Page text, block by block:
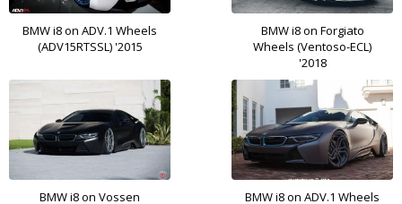
BMW i8 on ADV.1 Wheels
(ADV15RTSSL) '2015
BMW i8 on Forgiato
Wheels (Ventoso-ECL)
'2018
BMW i8 on Vossen
BMW i8 on ADV.1 Wheels